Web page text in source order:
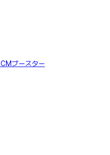
ブースター